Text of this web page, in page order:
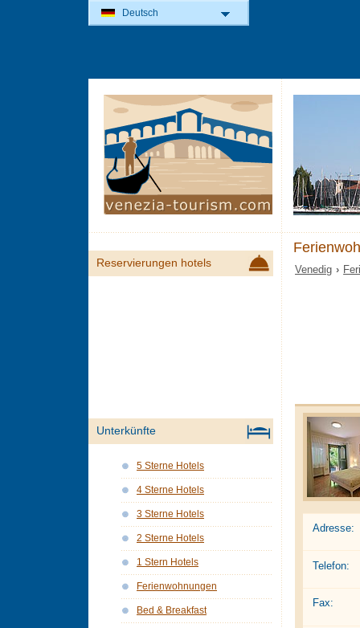
Venedig ›
Adresse:
Telefon:
Fax:
Reservierungen hotels
Unterkünfte
5 Sterne Hotels
4 Sterne Hotels
3 Sterne Hotels
2 Sterne Hotels
1 Stern Hotels
Ferienwohnungen
Bed & Breakfast
Deutsch